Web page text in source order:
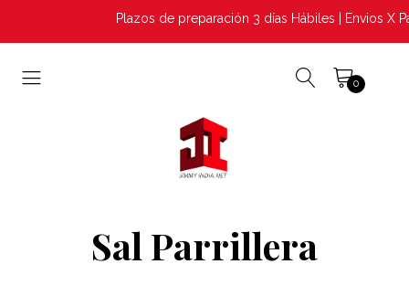
Plazos de preparación 3 días Hábiles | Envios X
0
Sal Parrillera